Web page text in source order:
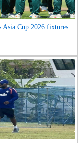
Asia Cup 2026 fixtures